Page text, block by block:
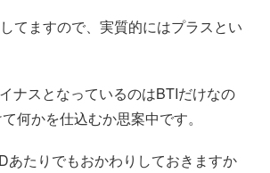
てますので、実質的にはプラスとい
ナスとなっているのはBTIだけなの
何かを仕込むか思案中です。
あたりでもおかわりしておきますか